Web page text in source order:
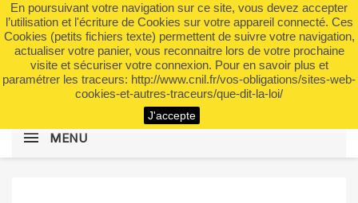
En poursuivant votre navigation sur ce site, vous devez accepter
l’utilisation et l'écriture de Cookies sur votre appareil connecté. Ces
Cookies (petits fichiers texte) permettent de suivre votre navigation,
actualiser votre panier, vous reconnaitre lors de votre prochaine
visite et sécuriser votre connexion. Pour en savoir plus et
paramétrer les traceurs: http://www.cnil.fr/vos-obligations/sites-web-
cookies-et-autres-traceurs/que-dit-la-loi/
J'accepte
 shopping_cart (0)

search
MENU